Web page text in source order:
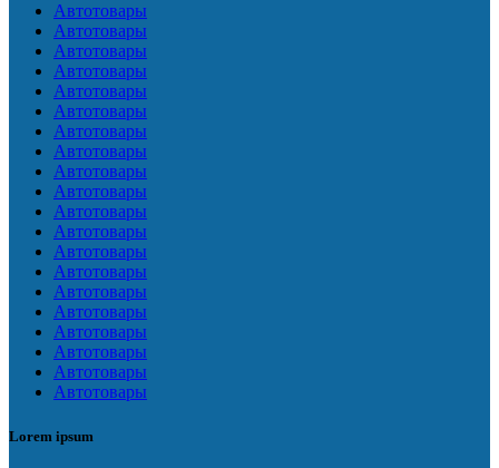
Автотовары
Автотовары
Автотовары
Автотовары
Автотовары
Автотовары
Автотовары
Автотовары
Автотовары
Автотовары
Автотовары
Автотовары
Автотовары
Автотовары
Автотовары
Автотовары
Автотовары
Автотовары
Автотовары
Автотовары
Lorem ipsum